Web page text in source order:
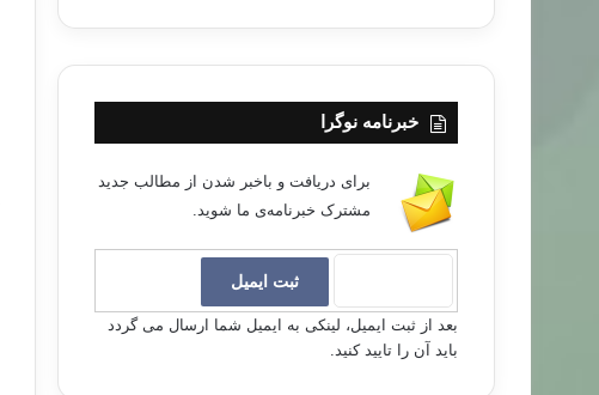
خبرنامه نوگرا
برای دریافت و باخبر شدن از مطالب جدید
مشترک خبرنامه‌ی ما شوید.
بعد از ثبت ایمیل، لینکی به ایمیل شما ارسال می گردد
باید آن را تایید کنید.